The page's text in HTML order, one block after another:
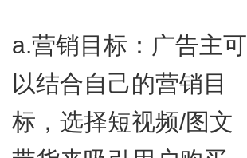
a.​营销目标：广告主可
以结合自己的营销目
标，选择短视频/图文